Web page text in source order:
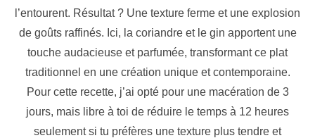
l’entourent. Résultat ? Une texture ferme et une explosion
de goûts raffinés. Ici, la coriandre et le gin apportent une
touche audacieuse et parfumée, transformant ce plat
traditionnel en une création unique et contemporaine.
Pour cette recette, j’ai opté pour une macération de 3
jours, mais libre à toi de réduire le temps à 12 heures
seulement si tu préfères une texture plus tendre et